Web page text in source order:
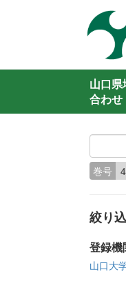
山口
合わせ
巻号
絞り
登録機
山口大